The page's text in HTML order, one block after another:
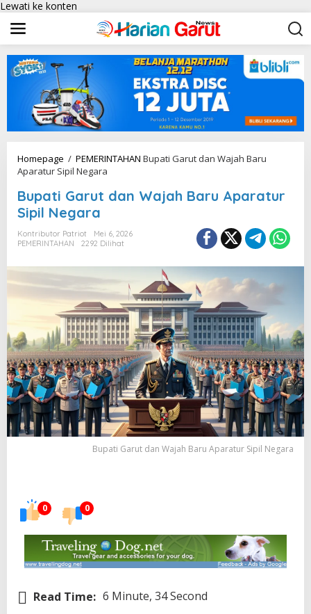
Lewati ke konten
Homepage / PEMERINTAHAN Bupati Garut dan Wajah Baru
Aparatur Sipil Negara
Bupati Garut dan Wajah Baru Aparatur
Sipil Negara
Kontributor Patriot
Mei 6, 2026
PEMERINTAHAN
2292 Dilihat
Bupati Garut dan Wajah Baru Aparatur Sipil Negara
0 0
Read Time: 6 Minute, 34 Second